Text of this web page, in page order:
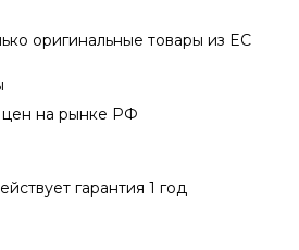
оригинальные товары из EC
на рынке РФ
гарантия 1 год